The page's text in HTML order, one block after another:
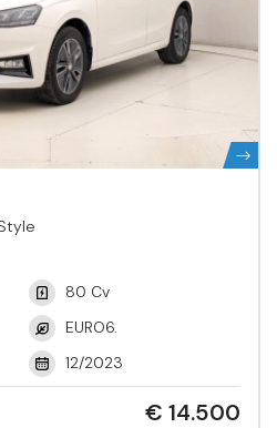
80 Cv
EURO6.
12/2023
€ 14.500